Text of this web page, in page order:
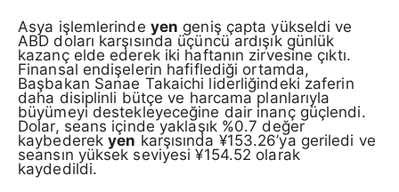
Asya işlemlerinde yen geniş çapta yükseldi ve
ABD doları karşısında üçüncü ardışık günlük
kazanç elde ederek iki haftanın zirvesine çıktı.
Finansal endişelerin hafiflediği ortamda,
Başbakan Sanae Takaichi liderliğindeki zaferin
daha disiplinli bütçe ve harcama planlarıyla
büyümeyi destekleyeceğine dair inanç güçlendi.
Dolar, seans içinde yaklaşık %0.7 değer
kaybederekyen karşısında ¥153.26’ya geriledi ve
seansın yüksek seviyesi ¥154.52 olarak
kaydedildi.